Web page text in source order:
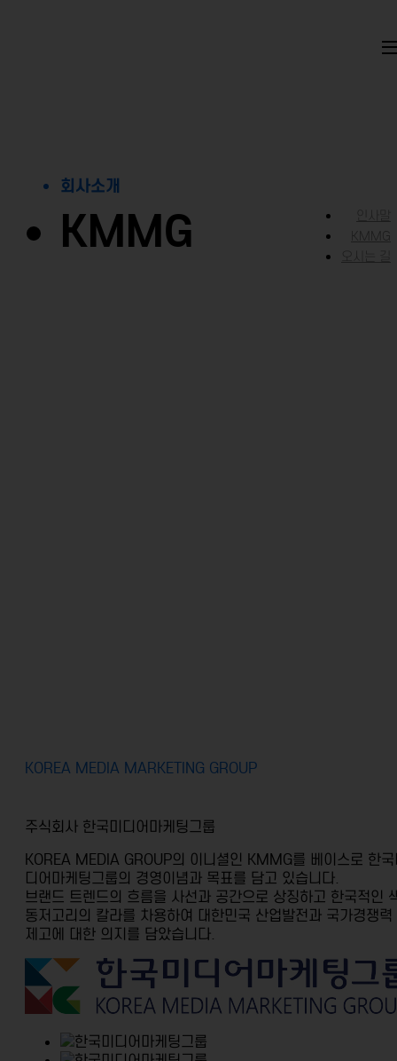
회사소개
KMMG
인사말
KMMG
오시는 길
KOREA MEDIA MARKETING GROUP
주식회사 한국미디어마케팅그룹
KOREA MEDIA GROUP의 이니셜인 KMMG를 베이스로 한
디어마케팅그룹의 경영이념과 목표를 담고 있습니다.
브랜드 트렌드의 흐름을 사선과 공간으로 상징하고 한국적인
동저고리의 칼라를 차용하여 대한민국 산업발전과 국가경쟁력
제고에 대한 의지를 담았습니다.